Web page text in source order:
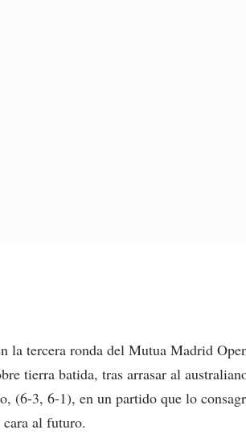
la tercera ronda del Mutua Madrid
tierra batida, tras arrasar al
(6-3, 6-1), en un partido que lo
cara al futuro.